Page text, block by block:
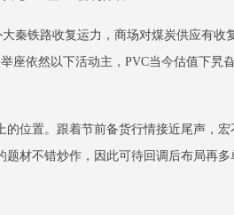
秦铁路收复运力，商场对煤炭供应有
依然以下活动主，PVC当今估值下旯
位置。跟着节前备货行情接近尾声，
材不错炒作，因此可待回调后布局再